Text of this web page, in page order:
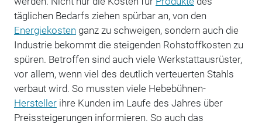
täglichen Bedarfs ziehen spürbar an, von den
Energiekosten ganz zu schweigen, sondern auch die
Industrie bekommt die steigenden Rohstoffkosten zu
spüren. Betroffen sind auch viele Werkstattausrüster,
vor allem, wenn viel des deutlich verteuerten Stahls
verbaut wird. So mussten viele Hebebühnen-
Herstellerihre Kunden im Laufe des Jahres über
Preissteigerungen informieren. So auch das